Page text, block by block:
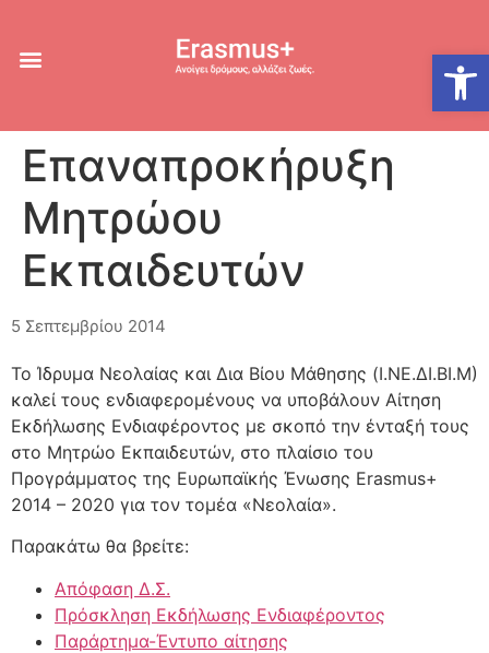
Επαναπροκήρυξη
Μητρώου
Εκπαιδευτών
5 Σεπτεμβρίου 2014
Το Ίδρυμα Νεολαίας και Δια Βίου Μάθησης (Ι.ΝΕ.ΔΙ.ΒΙ.Μ)
καλεί τους ενδιαφερομένους να υποβάλουν Αίτηση
Εκδήλωσης Ενδιαφέροντος με σκοπό την ένταξή τους
στο Μητρώο Εκπαιδευτών, στο πλαίσιο του
Προγράμματος της Ευρωπαϊκής Ένωσης Erasmus+
2014 – 2020 για τον τομέα «Νεολαία».
Παρακάτω θα βρείτε:
Απόφαση Δ.Σ.
Πρόσκληση Εκδήλωσης Ενδιαφέροντος
Παράρτημα-Έντυπο αίτησης